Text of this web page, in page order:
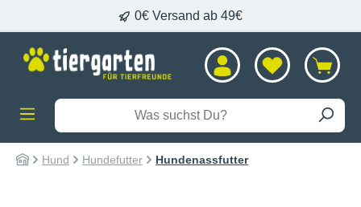
0€ Versand ab 49€
Hund Hundefutter Hundenassfutter